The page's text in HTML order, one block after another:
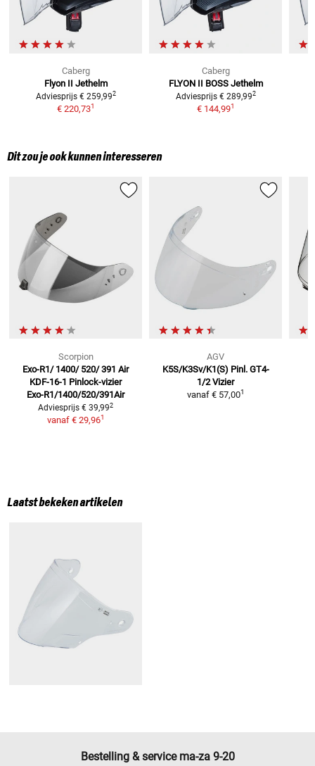
Caberg
Flyon II Jethelm
Adviesprijs € 259,992
€ 220,731
Caberg
FLYON II BOSS Jethelm
Adviesprijs € 289,992
€ 144,991
Dit zou je ook kunnen interesseren
Scorpion
Exo-R1/ 1400/ 520/ 391 Air
KDF-16-1 Pinlock-vizier
Exo-R1/1400/520/391Air
Adviesprijs € 39,992
vanaf € 29,961
AGV
K5S/K3Sv/K1(S) Pinl. GT4-
1/2 Vizier
vanaf € 57,001
Laatst bekeken artikelen
Bestelling & service ma-za 9-20